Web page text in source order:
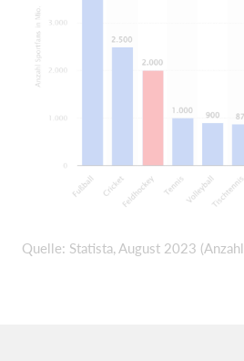
Quelle: Statista, August 2023 (Anzahl